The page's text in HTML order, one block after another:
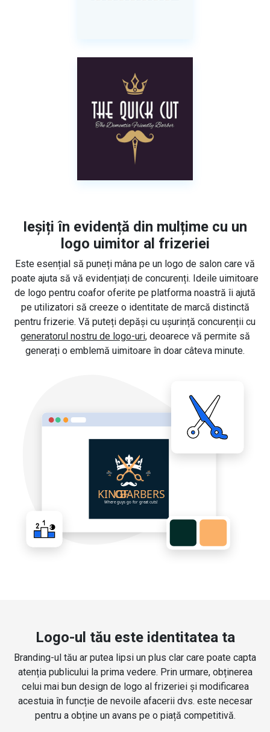
Ieșiți în evidență din mulțime cu un
logo uimitor al frizeriei
Este esențial să puneți mâna pe un logo de salon care vă
poate ajuta să vă evidențiați de concurenți. Ideile uimitoare
de logo pentru coafor oferite pe platforma noastră îi ajută
pe utilizatori să creeze o identitate de marcă distinctă
pentru frizerie. Vă puteți depăși cu ușurință concurenții cu
generatorul nostru de logo-uri, deoarece vă permite să
generați o emblemă uimitoare în doar câteva minute.
Logo-ul tău este identitatea ta
Branding-ul tău ar putea lipsi un plus clar care poate capta
atenția publicului la prima vedere. Prin urmare, obținerea
celui mai bun design de logo al frizeriei și modificarea
acestuia în funcție de nevoile afacerii dvs. este necesar
pentru a obține un avans pe o piață competitivă.